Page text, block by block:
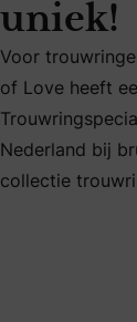
uniek!
Voor
Voor
of Love heeft
Nederland bij
collectie